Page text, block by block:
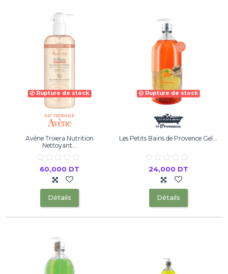
Rupture de stock
Avène Trixera Nutrition
Nettoyant...
60,000 DT
Détails
Rupture de stock
Les Petits Bains de Provence Gel...
24,000 DT
Détails